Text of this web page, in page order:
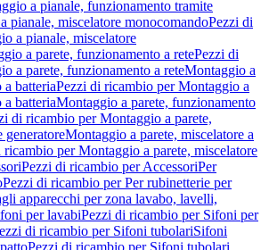
a pianale, funzionamento tramite
pianale, miscelatore monocomandoPezzi di
a pianale, miscelatore
a parete, funzionamento a retePezzi di
a parete, funzionamento a reteMontaggio a
a batteriaPezzi di ricambio per Montaggio a
a batteriaMontaggio a parete, funzionamento
di ricambio per Montaggio a parete,
generatoreMontaggio a parete, miscelatore a
ricambio per Montaggio a parete, miscelatore
Pezzi di ricambio per AccessoriPer
Pezzi di ricambio per Per rubinetterie per
apparecchi per zona lavabo, lavelli,
per lavabiPezzi di ricambio per Sifoni per
di ricambio per Sifoni tubolariSifoni
Pezzi di ricambio per Sifoni tubolari,